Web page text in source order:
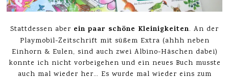
Stattdessen aber ein paar schöne Kleinigkeiten. An der
Playmobil-Zeitschrift mit süßem Extra (ahhh neben
Einhorn & Eulen, sind auch zwei Albino-Häschen dabei)
konnte ich nicht vorbeigehen und ein neues Buch musste
auch mal wieder her… Es wurde mal wieder eins zum